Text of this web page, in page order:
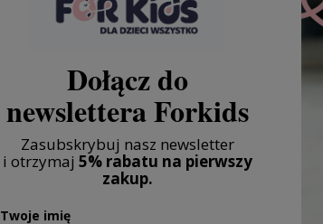
Dołącz do
newslettera Forkids
Zasubskrybuj nasz newsletter
i otrzymaj 5% rabatu na pierwszy
zakup.
Twoje imię